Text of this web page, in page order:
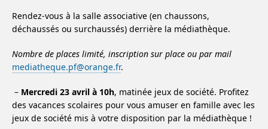
Rendez-vous à la salle associative (en chaussons,
déchaussés ou surchaussés) derrière la médiathèque.
Nombre de places limité, inscription sur place ou par mail
mediatheque.pf@orange.fr.
– Mercredi 23 avril à 10h, matinée jeux de société. Profitez
des vacances scolaires pour vous amuser en famille avec les
jeux de société mis à votre disposition par la médiathèque !